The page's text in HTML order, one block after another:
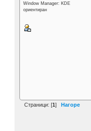
Window Manager: KDE
ориентиран
Страници: [1] Нагоре